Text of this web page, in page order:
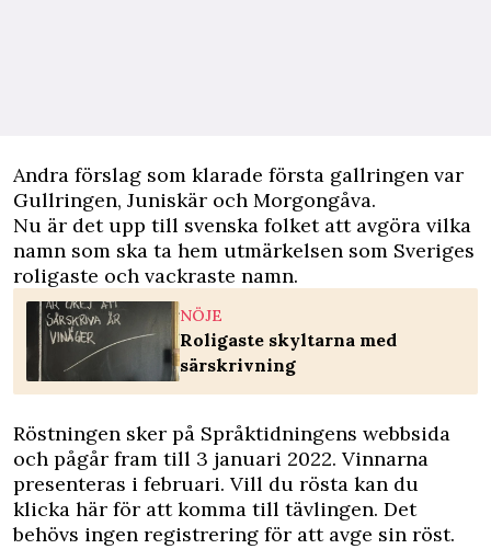
Andra förslag som klarade första gallringen var
Gullringen, Juniskär och Morgongåva.
Nu är det upp till svenska folket att avgöra vilka
namn som ska ta hem utmärkelsen som Sveriges
roligaste och vackraste namn.
NÖJE
Roligaste skyltarna med
särskrivning
Röstningen sker på Språktidningens webbsida
och pågår fram till 3 januari 2022. Vinnarna
presenteras i februari. Vill du rösta kan du
klicka här för att komma till tävlingen. Det
behövs ingen registrering för att avge sin röst.